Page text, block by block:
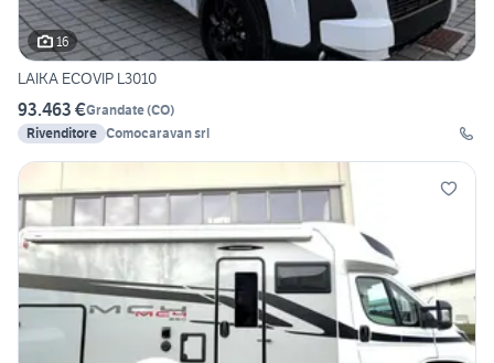
16
LAIKA ECOVIP L3010
93.463 €Grandate(CO)
Rivenditore Comocaravan srl